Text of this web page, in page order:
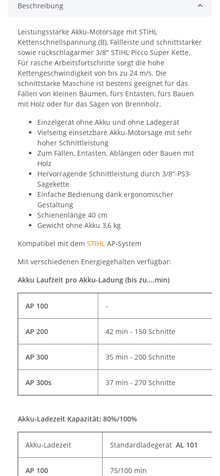
Beschreibung
Leistungsstarke Akku-Motorsäge mit STIHL
Kettenschnellspannung (B), Fällleiste und schnittstarker
sowie rückschlagarmer 3/8" STIHL Picco Super Kette.
Für rasche Arbeitsfortschritte sorgt die hohe
Kettengeschwindigkeit von bis zu 24 m/s. Die
schnittstarke Maschine ist bestens geeignet für das
Fällen von kleinen Bäumen, fürs Entasten, fürs Bauen
mit Holz oder für das Sägen von Brennholz.
Einzelgerät ohne Akku und ohne Ladegerät
Vielseitig einsetzbare Akku-Motorsäge mit sehr
hoher Schnittleistung
Zum Fällen, Entasten, Ablängen oder Bauen mit
Holz
Hervorragende Schnittleistung durch 3/8“-PS3-
Sägekette
Einfache Bedienung dank ergonomischer
Gestaltung
Schienenlänge 40 cm
Gewicht ohne Akku 3,6 kg
Kompatibel mit dem STIHL AP-System
Mit verschiedenen Energiegehalten verfügbar:
Akku Laufzeit pro Akku-Ladung (bis zu....min)
AP 100 -
AP 200 42 min - 150 Schnitte
AP 300 35 min - 200 Schnitte
AP 300s 37 min - 270 Schnitte
Akku-Ladezeit Kapazität: 80%/100%
Akku-Ladezeit Standardladegerät AL 101
AP 100 75/100 min